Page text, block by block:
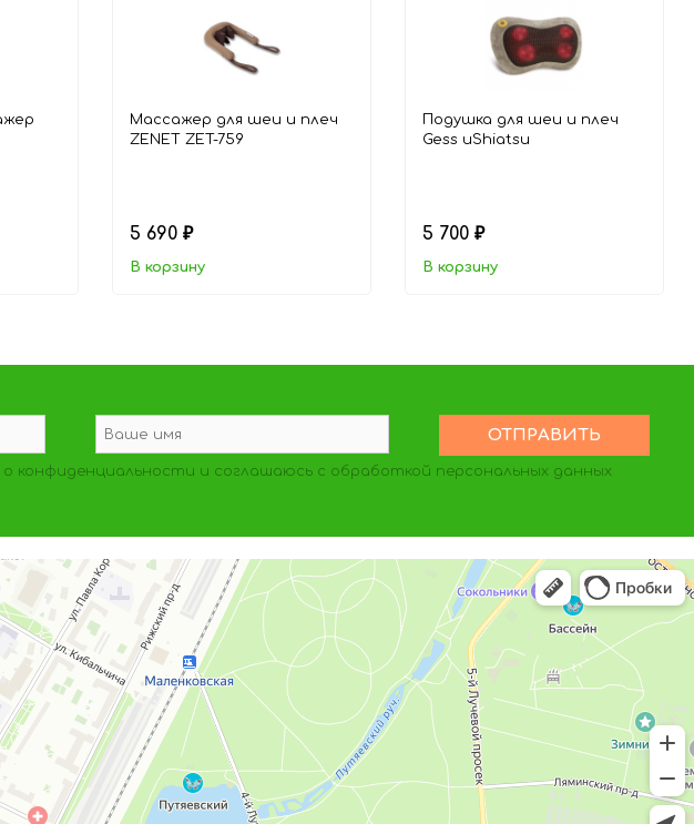
Массажер для шеи и плеч
ZENET ZET-759
5 690 ₽
В корзину
Подушка для шеи и плеч
Gess uShiatsu
5 700 ₽
В корзину
о конфиденциальности и соглашаюсь с обработкой персональных данных